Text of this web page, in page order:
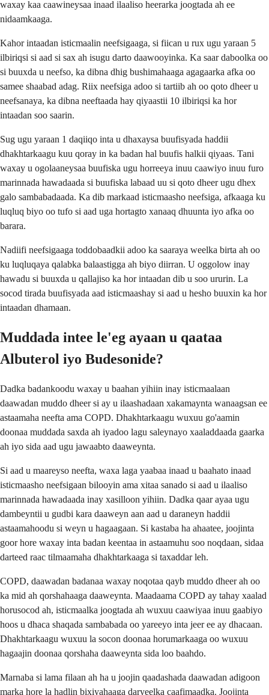
waxay kaa caawineysaa inaad ilaaliso heerarka joogtada ah ee
nidaamkaaga.
Kahor intaadan isticmaalin neefsigaaga, si fiican u rux ugu yaraan 5
ilbiriqsi si aad si sax ah isugu darto daawooyinka. Ka saar daboolka oo
si buuxda u neefso, ka dibna dhig bushimahaaga agagaarka afka oo
samee shaabad adag. Riix neefsiga adoo si tartiib ah oo qoto dheer u
neefsanaya, ka dibna neeftaada hay qiyaastii 10 ilbiriqsi ka hor
intaadan soo saarin.
Sug ugu yaraan 1 daqiiqo inta u dhaxaysa buufisyada haddii
dhakhtarkaagu kuu qoray in ka badan hal buufis halkii qiyaas. Tani
waxay u ogolaaneysaa buufiska ugu horreeya inuu caawiyo inuu furo
marinnada hawadaada si buufiska labaad uu si qoto dheer ugu dhex
galo sambabadaada. Ka dib markaad isticmaasho neefsiga, afkaaga ku
luqluq biyo oo tufo si aad uga hortagto xanaaq dhuunta iyo afka oo
barara.
Nadiifi neefsigaaga toddobaadkii adoo ka saaraya weelka birta ah oo
ku luqluqaya qalabka balaastigga ah biyo diirran. U oggolow inay
hawadu si buuxda u qallajiso ka hor intaadan dib u soo ururin. La
socod tirada buufisyada aad isticmaashay si aad u hesho buuxin ka hor
intaadan dhamaan.
Muddada intee le'eg ayaan u qaataa
Albuterol iyo Budesonide?
Dadka badankoodu waxay u baahan yihiin inay isticmaalaan
daawadan muddo dheer si ay u ilaashadaan xakamaynta wanaagsan ee
astaamaha neefta ama COPD. Dhakhtarkaagu wuxuu go'aamin
doonaa muddada saxda ah iyadoo lagu saleynayo xaaladdaada gaarka
ah iyo sida aad ugu jawaabto daaweynta.
Si aad u maareyso neefta, waxa laga yaabaa inaad u baahato inaad
isticmaasho neefsigaan bilooyin ama xitaa sanado si aad u ilaaliso
marinnada hawadaada inay xasilloon yihiin. Dadka qaar ayaa ugu
dambeyntii u gudbi kara daaweyn aan aad u daraneyn haddii
astaamahoodu si weyn u hagaagaan. Si kastaba ha ahaatee, joojinta
goor hore waxay inta badan keentaa in astaamuhu soo noqdaan, sidaa
darteed raac tilmaamaha dhakhtarkaaga si taxaddar leh.
COPD, daawadan badanaa waxay noqotaa qayb muddo dheer ah oo
ka mid ah qorshahaaga daaweynta. Maadaama COPD ay tahay xaalad
horusocod ah, isticmaalka joogtada ah wuxuu caawiyaa inuu gaabiyo
hoos u dhaca shaqada sambabada oo yareeyo inta jeer ee ay dhacaan.
Dhakhtarkaagu wuxuu la socon doonaa horumarkaaga oo wuxuu
hagaajin doonaa qorshaha daaweynta sida loo baahdo.
Marnaba si lama filaan ah ha u joojin qaadashada daawadan adigoon
marka hore la hadlin bixiyahaaga daryeelka caafimaadka. Joojinta